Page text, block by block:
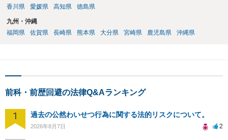
香川県
愛媛県 高知県 徳島県
九州・沖縄
福岡県
佐賀県 長崎県 熊本県 大分県 宮崎県 鹿児島県 沖縄県
前科・前歴回避の法律Q&Aランキング
1 過去の公然わいせつ行為に関する法的リスクについて。
2026年8月7日 2